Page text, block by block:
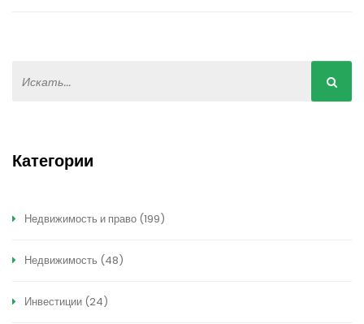
Категории
Недвижимость и право (199)
Недвижимость (48)
Инвестиции (24)